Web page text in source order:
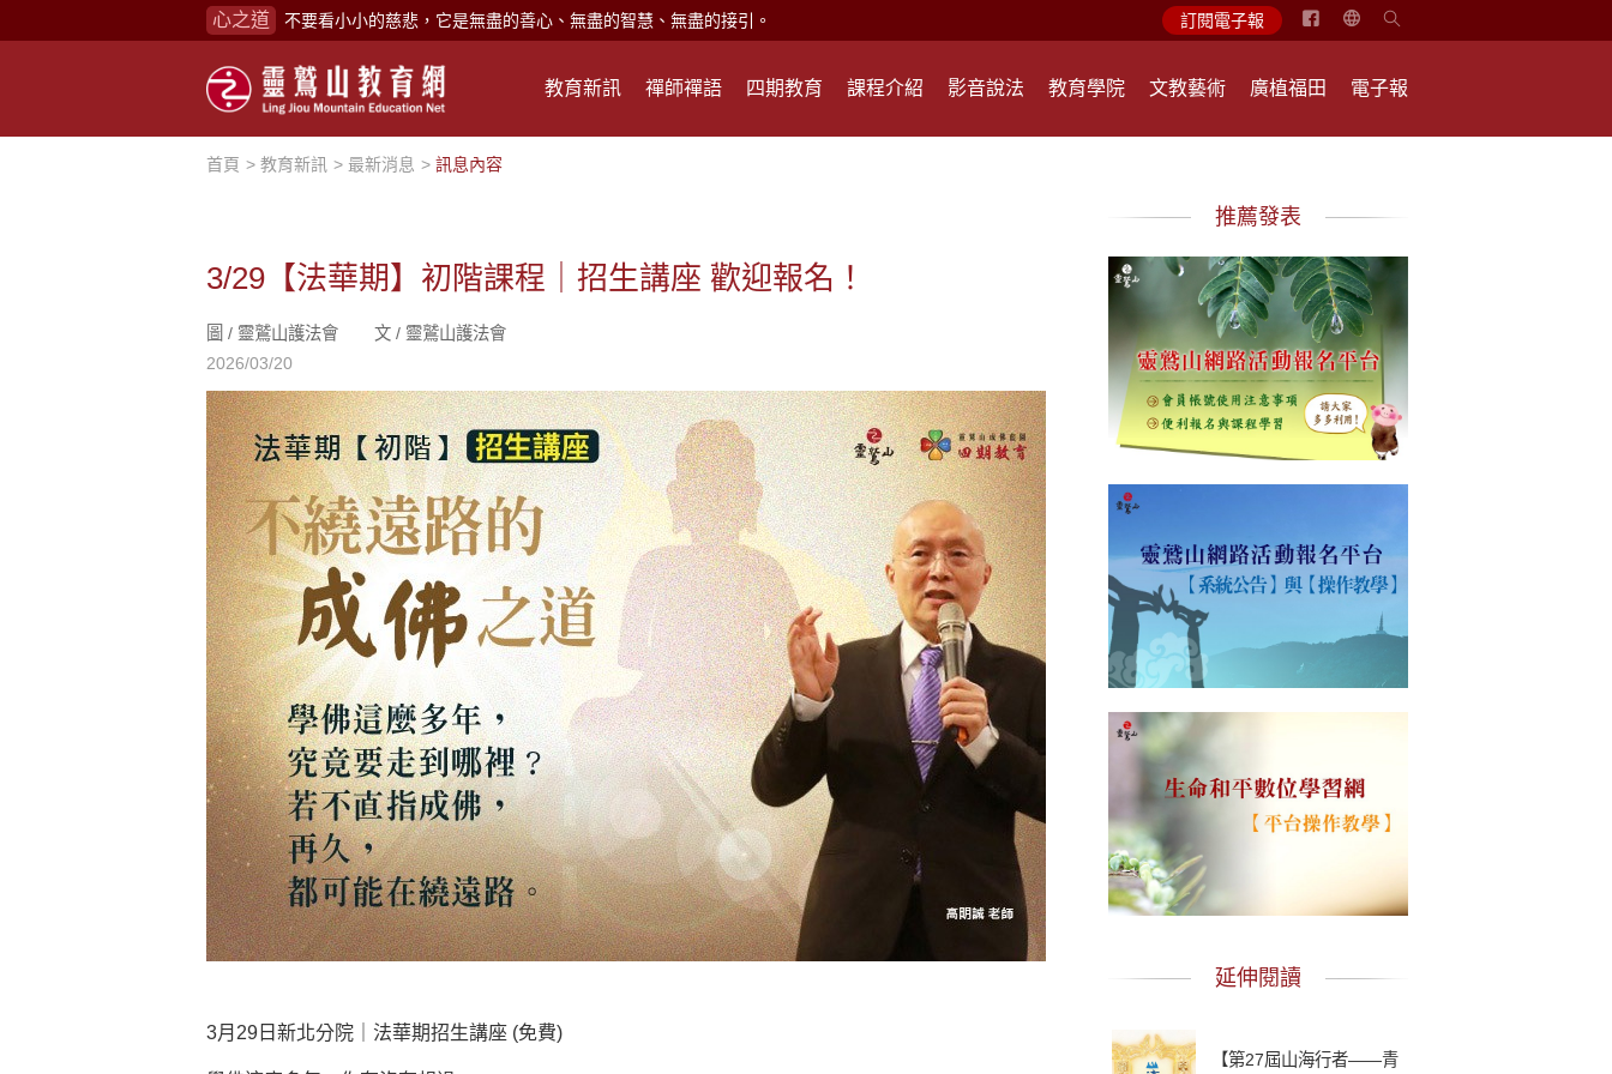
心之道 不要看小小的慈悲，它是無盡的善心、無盡的智慧、無盡的接引。
禪修，讓思緒單純，讓靈性清楚顯現。
念頭在心頭，不舒服；轉個念頭，心頭就開。
煩惱如同下雨，當雨過天晴，雨復何在？
生命是不斷流動地，安靜下來，才能沉澱，才能傾聽。
心不跟隨現下煩惱，不隨就不會生滅。
學佛，就是學著拭去塵埃。
不要看小小的慈悲，它是無盡的善心、無盡的智慧、無盡的接引。
禪修，讓思緒單純，讓靈性清楚顯現。
念頭在心頭，不舒服；轉個念頭，心頭就開。
煩惱如同下雨，當雨過天晴，雨復何在？
懂得消化煩惱，便能讓生活自在逍遙，讓生命更寬廣。
負面是惡業，消極是惡業，悲觀是惡業；正面積極樂觀，就是生活禪。
生命是不斷流動地，安靜下來，才能沉澱，才能傾聽。
不執著、不妄想，當下即圓滿。
訂閱電子報
简
中
教育新訊 禪師禪語 四期教育 課程介紹 影音說法 教育學院 文教藝術 廣植福田 電子報
首頁 教育新訊 最新消息 訊息內容
3/29【法華期】初階課程｜招生講座 歡迎報名！
圖 / 靈鷲山護法會 文 / 靈鷲山護法會
2026/03/20
3月29日新北分院｜法華期招生講座 (免費)
推薦發表
延伸閱讀
【第27屆山海行者——青